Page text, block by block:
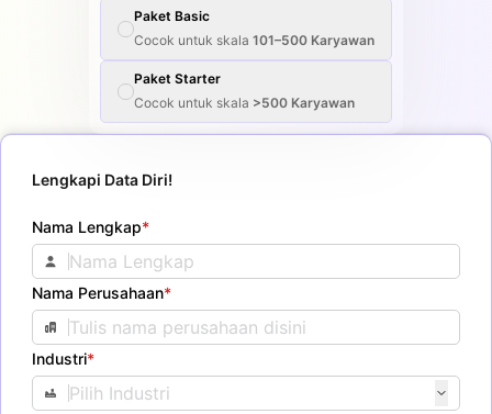
Paket Basic
Cocok untuk skala 101–500 Karyawan
Paket Starter
Cocok untuk skala >500 Karyawan
Lengkapi Data Diri!
Nama Lengkap*
Nama Perusahaan*
Industri*